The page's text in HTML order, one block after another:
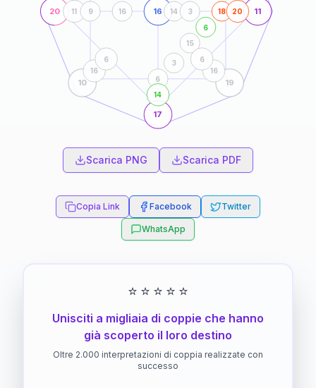
20 11
17
16
10 19
6
3
15
6
18
11 20
14
9 14 3
16
16
6
16
6
Scarica PNG Scarica PDF
Copia Link Facebook Twitter
WhatsApp
⭐ ⭐ ⭐ ⭐ ⭐
Unisciti a migliaia di coppie che hanno
già scoperto il loro destino
Oltre 2.000 interpretazioni di coppia realizzate con
successo